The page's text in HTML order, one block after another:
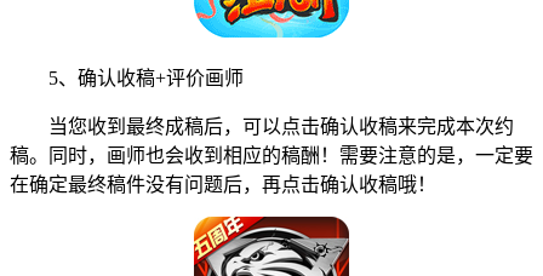
5、确认收稿+评价画师
当您收到最终成稿后，可以点击确认收稿来完成本次约
稿。同时，画师也会收到相应的稿酬！需要注意的是，一定要
在确定最终稿件没有问题后，再点击确认收稿哦！